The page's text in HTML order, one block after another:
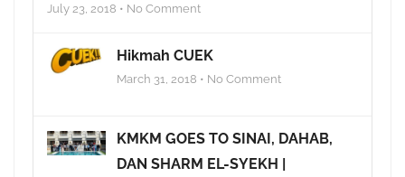
July 23, 2018 • No Comment
Hikmah CUEK
March 31, 2018 • No Comment
KMKM GOES TO SINAI, DAHAB,
DAN SHARM EL-SYEKH |